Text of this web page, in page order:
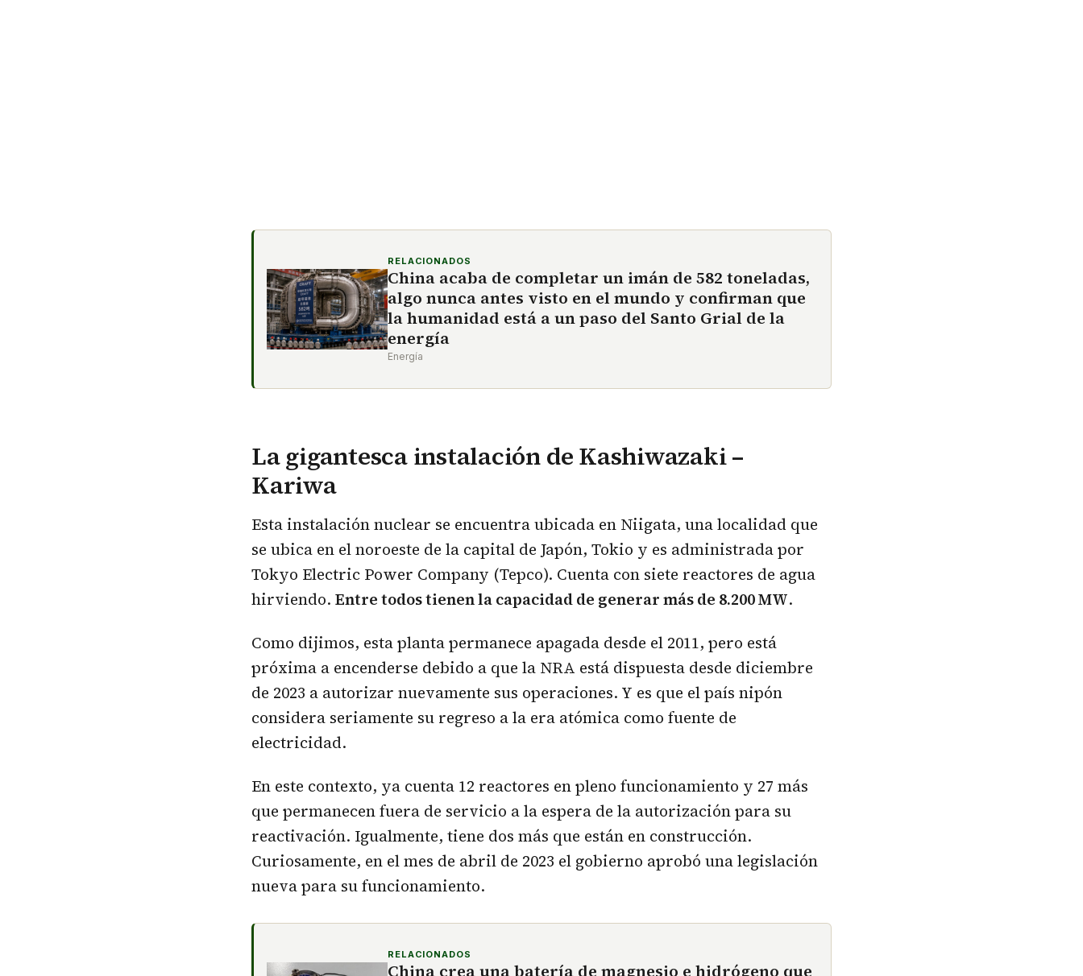
RELACIONADOS
China acaba de completar un imán de 582 toneladas,
algo nunca antes visto en el mundo y confirman que
la humanidad está a un paso del Santo Grial de la
energía
Energía
La gigantesca instalación de Kashiwazaki –
Kariwa
Esta instalación nuclear se encuentra ubicada en Niigata, una localidad que
se ubica en el noroeste de la capital de Japón, Tokio y es administrada por
Tokyo Electric Power Company (Tepco). Cuenta con siete reactores de agua
hirviendo. Entre todos tienen la capacidad de generar más de 8.200 MW.
Como dijimos, esta planta permanece apagada desde el 2011, pero está
próxima a encenderse debido a que la NRA está dispuesta desde diciembre
de 2023 a autorizar nuevamente sus operaciones. Y es que el país nipón
considera seriamente su regreso a la era atómica como fuente de
electricidad.
En este contexto, ya cuenta 12 reactores en pleno funcionamiento y 27 más
que permanecen fuera de servicio a la espera de la autorización para su
reactivación. Igualmente, tiene dos más que están en construcción.
Curiosamente, en el mes de abril de 2023 el gobierno aprobó una legislación
nueva para su funcionamiento.
RELACIONADOS